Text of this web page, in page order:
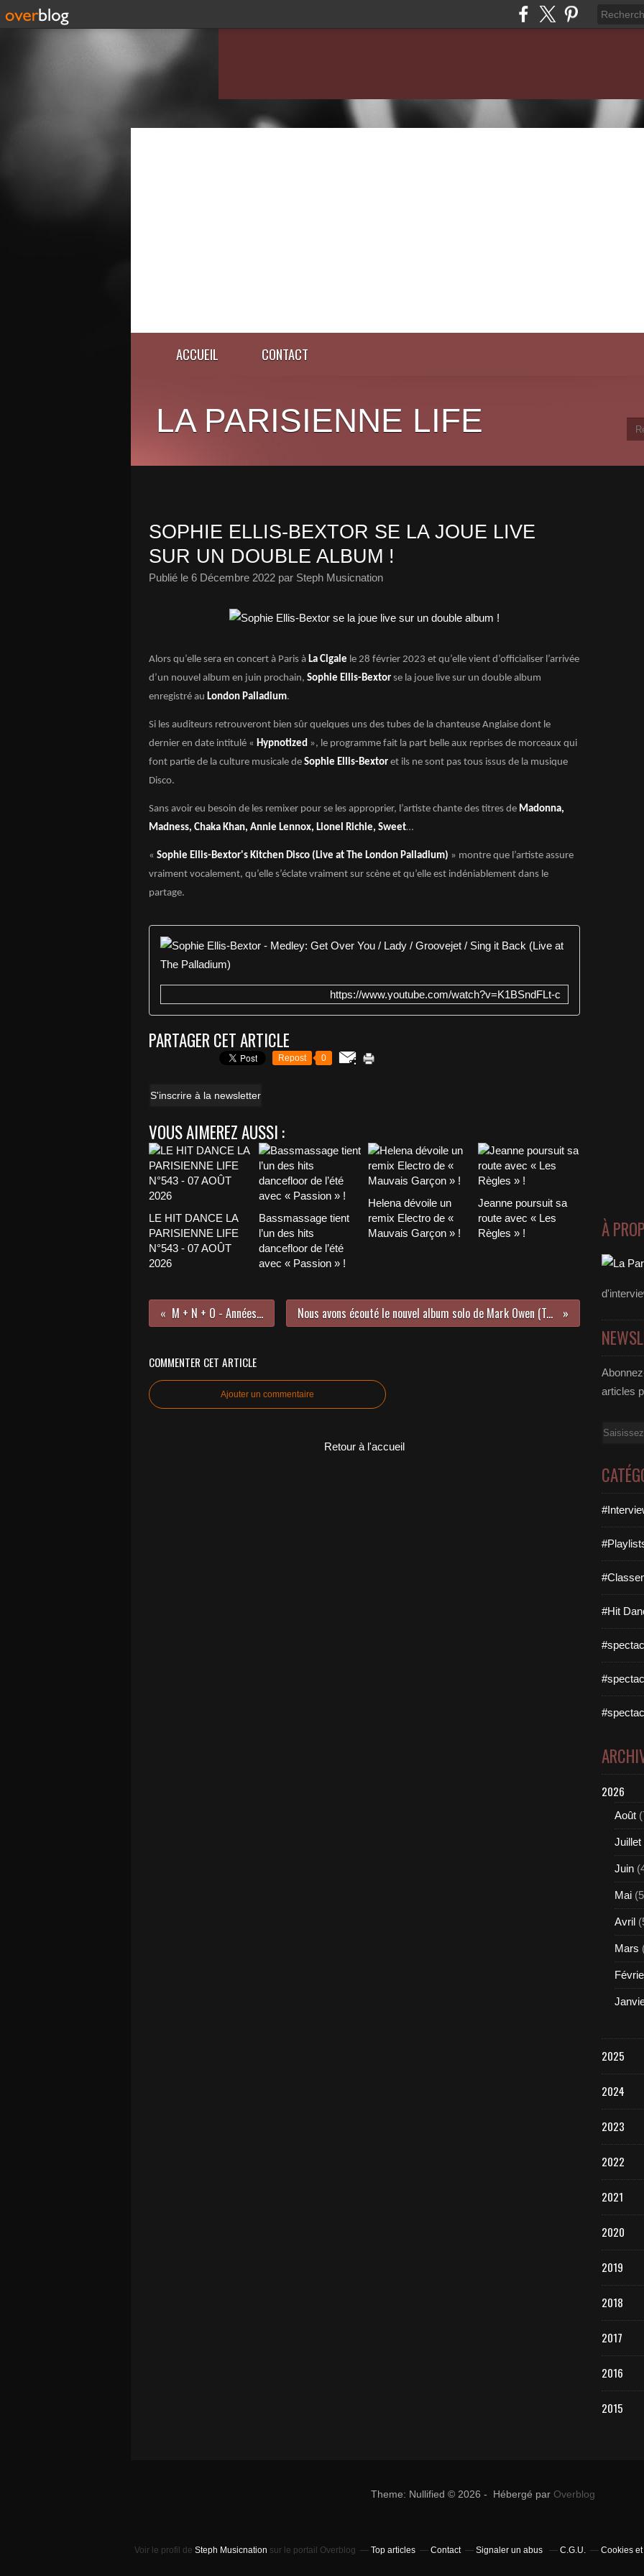
ACCUEIL CONTACT
LA PARISIENNE LIFE
SOPHIE ELLIS-BEXTOR SE LA JOUE LIVE
SUR UN DOUBLE ALBUM !
Publié le 6 Décembre 2022 par Steph Musicnation
Alors qu’elle sera en concert à Paris à La Cigale le 28 février 2023 et qu’elle vient d’officialiser l’arrivée
d’un nouvel album en juin prochain, Sophie Ellis-Bextor se la joue live sur un double album
enregistré au London Palladium.
Si les auditeurs retrouveront bien sûr quelques uns des tubes de la chanteuse Anglaise dont le
dernier en date intitulé « Hypnotized », le programme fait la part belle aux reprises de morceaux qui
font partie de la culture musicale de Sophie Ellis-Bextor et ils ne sont pas tous issus de la musique
Disco.
Sans avoir eu besoin de les remixer pour se les approprier, l’artiste chante des titres de Madonna,
Madness, Chaka Khan, Annie Lennox, Lionel Richie, Sweet…
« Sophie Ellis-Bextor's Kitchen Disco (Live at The London Palladium) » montre que l’artiste assure
vraiment vocalement, qu’elle s’éclate vraiment sur scène et qu’elle est indéniablement dans le
partage.
https://www.youtube.com/watch?v=K1BSndFLt-c
PARTAGER CET ARTICLE
Repost 0
S'inscrire à la newsletter
VOUS AIMEREZ AUSSI :
LE HIT DANCE LA
PARISIENNE LIFE
N°543 - 07 AOÛT
2026
Bassmassage tient
l’un des hits
dancefloor de l’été
avec « Passion » !
Helena dévoile un
remix Electro de «
Mauvais Garçon » !
Jeanne poursuit sa
route avec « Les
Règles » !
M + N + O - Années 80 ! Nous avons écouté le nouvel album solo de Mark Owen (Take That) !
COMMENTER CET ARTICLE
Ajouter un commentaire
Retour à l'accueil
À
articles
Email
#Hit
2026
Août
Juillet
Juin
Mai
Avril
Mars
2025
2024
2023
2022
2021
2020
2019
2018
2017
2016
2015
Theme: Nullified © 2026 - Hébergé par Overblog
Voir le profil de Steph Musicnation sur le portail Overblog Top articles Contact Signaler un abus C.G.U. Cookies